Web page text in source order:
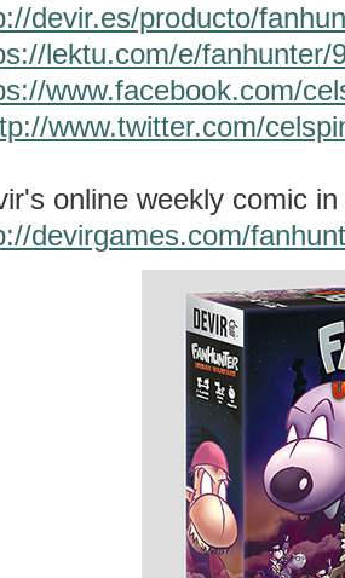
devir.es/producto/
lektu.com/e/fanhunter/
www.facebook.com/
www.twitter.com/
online weekly comic
devirgames.com/